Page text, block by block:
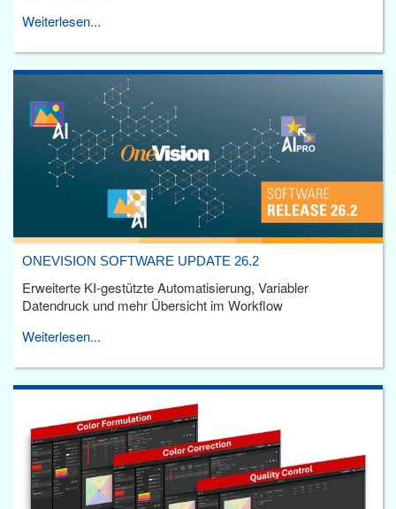
Weiterlesen...
ONEVISION SOFTWARE UPDATE 26.2
Erweiterte KI-gestützte Automatisierung, Variabler
Datendruck und mehr Übersicht im Workflow
Weiterlesen...